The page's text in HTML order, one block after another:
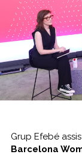
Grup Efebé
Barcelona